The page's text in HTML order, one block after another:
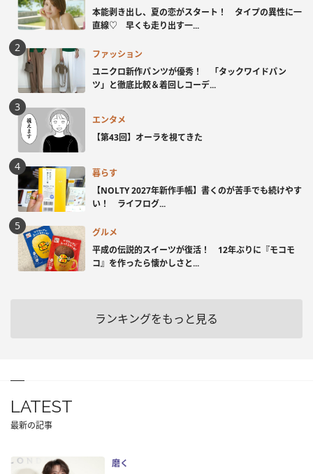
本能剥き出し、夏の恋がスタート！ タイプの異性に一
直線♡ 早くも走り出す一...
ファッション
ユニクロ新作パンツが優秀！ 「タックワイドパン
ツ」と徹底比較＆着回しコーデ...
エンタメ
【第43回】オーラを視てきた
暮らす
【NOLTY 2027年新作手帳】書くのが苦手でも続けやす
い！ ライフログ...
グルメ
平成の伝説的スイーツが復活！ 12年ぶりに『モコモ
コ』を作ったら懐かしさと...
ランキングをもっと見る
LATEST
最新の記事
磨く